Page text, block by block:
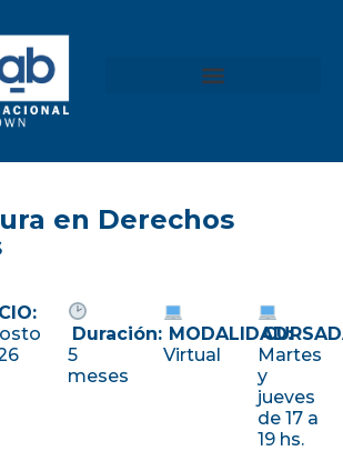
en Derechos
Duración:
5
meses
MODALIDAD:
Virtual
Martes
y
jueves
de 17 a
19 hs.